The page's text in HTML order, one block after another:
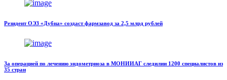
Резидент ОЭЗ «Дубна» создаст фармзавод за 2,5 млрд рублей
За операцией по лечению эндометриоза в МОНИИАГ следилии 1200 специалистов из
35 стран